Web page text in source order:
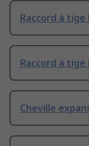
Raccord à
Raccord à
Cheville